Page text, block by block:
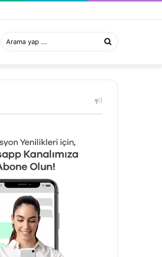
Arama
yap